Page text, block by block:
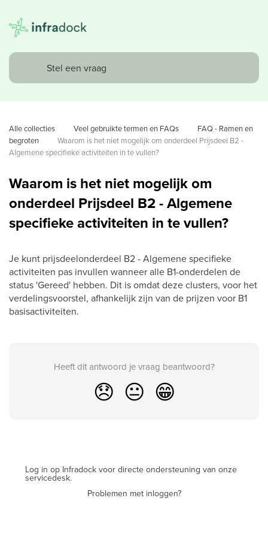
Alle collecties Veel gebruikte termen en FAQs
FAQ - Ramen en
begroten
Waarom is het niet mogelijk om onderdeel Prijsdeel B2 -
Algemene specifieke activiteiten in te vullen?
Waarom is het niet mogelijk om
onderdeel Prijsdeel B2 - Algemene
specifieke activiteiten in te vullen?
Je kunt prijsdeelonderdeel B2 - Algemene specifieke
activiteiten pas invullen wanneer alle B1-onderdelen de
status 'Gereed' hebben. Dit is omdat deze clusters, voor het
verdelingsvoorstel, afhankelijk zijn van de prijzen voor B1
basisactiviteiten.
Heeft dit antwoord je vraag beantwoord?
😞 😐 😁
Log in op Infradock voor directe ondersteuning van onze
servicedesk.
Problemen met inloggen?